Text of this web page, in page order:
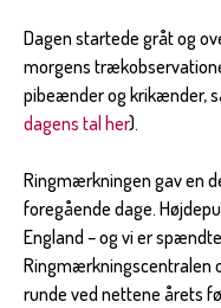
Dagen startede gråt og
morgens
pibeænder og krikænder,
dagens tal her).
Ringmærkningen gav en
foregående dage.
England – og vi er
Ringmærkningscentralen
runde ved nettene årets